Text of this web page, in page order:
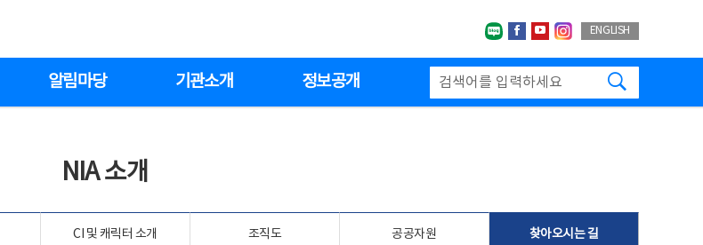
네이버블로그
페이스북
유투브인스타그랩
ENGLISH
알림마당 기관소개 정보공개
NIA 소개
CI 및 캐릭터 소개 조직도 공공자원 찾아오시는 길